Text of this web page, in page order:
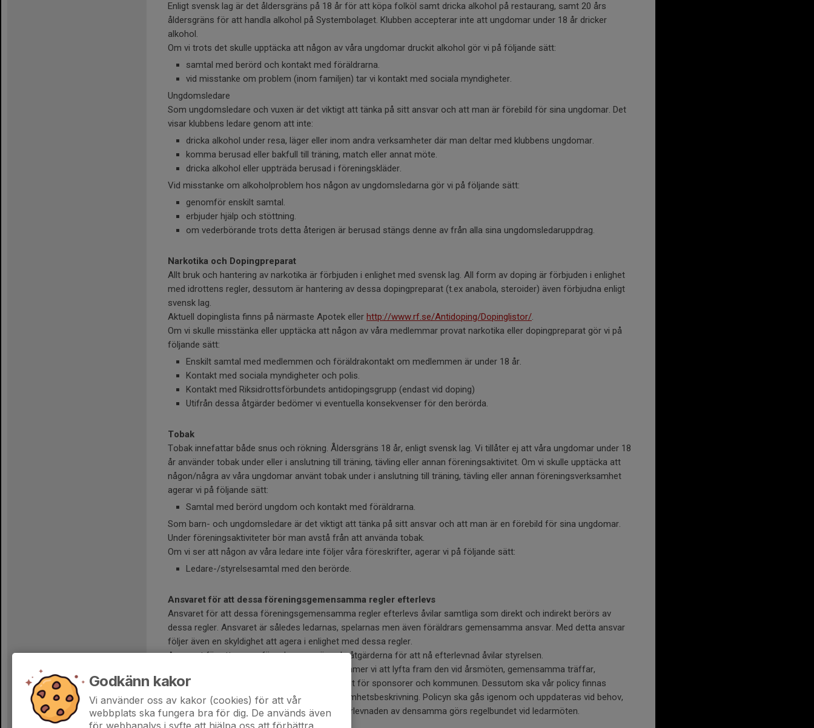
Enligt svensk lag är det åldersgräns på 18 år för att köpa folköl samt dricka alkohol på restaurang, samt 20 års
åldersgräns för att handla alkohol på Systembolaget. Klubben accepterar inte att ungdomar under 18 år dricker
alkohol.
Om vi trots det skulle upptäcka att någon av våra ungdomar druckit alkohol gör vi på följande sätt:
samtal med berörd och kontakt med föräldrarna.
vid misstanke om problem (inom familjen) tar vi kontakt med sociala myndigheter.
Ungdomsledare
Som ungdomsledare och vuxen är det viktigt att tänka på sitt ansvar och att man är förebild för sina ungdomar. Det
visar klubbens ledare genom att inte:
dricka alkohol under resa, läger eller inom andra verksamheter där man deltar med klubbens ungdomar.
komma berusad eller bakfull till träning, match eller annat möte.
dricka alkohol eller uppträda berusad i föreningskläder.
Vid misstanke om alkoholproblem hos någon av ungdomsledarna gör vi på följande sätt:
genomför enskilt samtal.
erbjuder hjälp och stöttning.
om vederbörande trots detta återigen är berusad stängs denne av från alla sina ungdomsledaruppdrag.
Narkotika och Dopingpreparat
Allt bruk och hantering av narkotika är förbjuden i enlighet med svensk lag. All form av doping är förbjuden i enlighet
med idrottens regler, dessutom är hantering av dessa dopingpreparat (t.ex anabola, steroider) även förbjudna enligt
svensk lag.
Aktuell dopinglista finns på närmaste Apotek eller http://www.rf.se/Antidoping/Dopinglistor/.
Om vi skulle misstänka eller upptäcka att någon av våra medlemmar provat narkotika eller dopingpreparat gör vi på
följande sätt:
Enskilt samtal med medlemmen och föräldrakontakt om medlemmen är under 18 år.
Kontakt med sociala myndigheter och polis.
Kontakt med Riksidrottsförbundets antidopingsgrupp (endast vid doping)
Utifrån dessa åtgärder bedömer vi eventuella konsekvenser för den berörda.
Tobak
Tobak innefattar både snus och rökning. Åldersgräns 18 år, enligt svensk lag. Vi tillåter ej att våra ungdomar under 18
år använder tobak under eller i anslutning till träning, tävling eller annan föreningsaktivitet. Om vi skulle upptäcka att
någon/några av våra ungdomar använt tobak under i anslutning till träning, tävling eller annan föreningsverksamhet
agerar vi på följande sätt:
Samtal med berörd ungdom och kontakt med föräldrarna.
Som barn- och ungdomsledare är det viktigt att tänka på sitt ansvar och att man är en förebild för sina ungdomar.
Under föreningsaktiviteter bör man avstå från att använda tobak.
Om vi ser att någon av våra ledare inte följer våra föreskrifter, agerar vi på följande sätt:
Ledare-/styrelsesamtal med den berörde.
Ansvaret för att dessa föreningsgemensamma regler efterlevs
Ansvaret för att dessa föreningsgemensamma regler efterlevs åvilar samtliga som direkt och indirekt berörs av
dessa regler. Ansvaret är således ledarnas, spelarnas men även föräldrars gemensamma ansvar. Med detta ansvar
följer även en skyldighet att agera i enlighet med dessa regler.
Ansvaret för att genomföra de ovan nämnda åtgärderna för att nå efterlevnad åvilar styrelsen.
För att få tyngd och hållbarhet i vår policy kommer vi att lyfta fram den vid årsmöten, gemensamma träffar,
representations- och informationsmöten samt för sponsorer och kommunen. Dessutom ska vår policy finnas
presenterad på vår hemsida samt i vår verksamhetsbeskrivning. Policyn ska gås igenom och uppdateras vid behov,
dock minst en gång per år. Uppföljning av efterlevnaden av densamma görs regelbundet vid ledarmöten.
Godkänn kakor
Vi använder oss av kakor (cookies) för att vår
webbplats ska fungera bra för dig. De används även
för webbanalys i syfte att hjälpa oss att förbättra